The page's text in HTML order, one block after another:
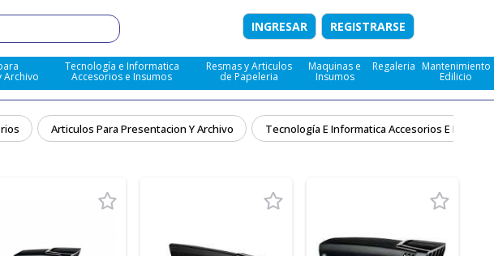
INGRESAR REGISTRARSE
Archivo
Tecnología e Informatica
Accesorios e Insumos
Resmas y Articulos
de Papeleria
Maquinas e
Insumos
Regaleria Mantenimiento
Edilicio
Articulos Para Presentacion Y Archivo Tecnología E Informatica Accesorios E Insumos